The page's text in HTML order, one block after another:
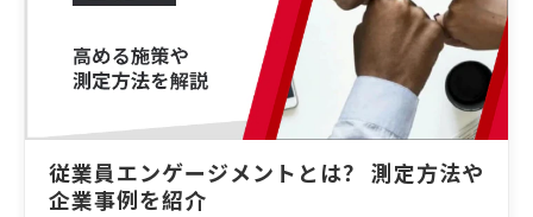
従業員エンゲージメントとは？ 測定方法や
企業事例を紹介